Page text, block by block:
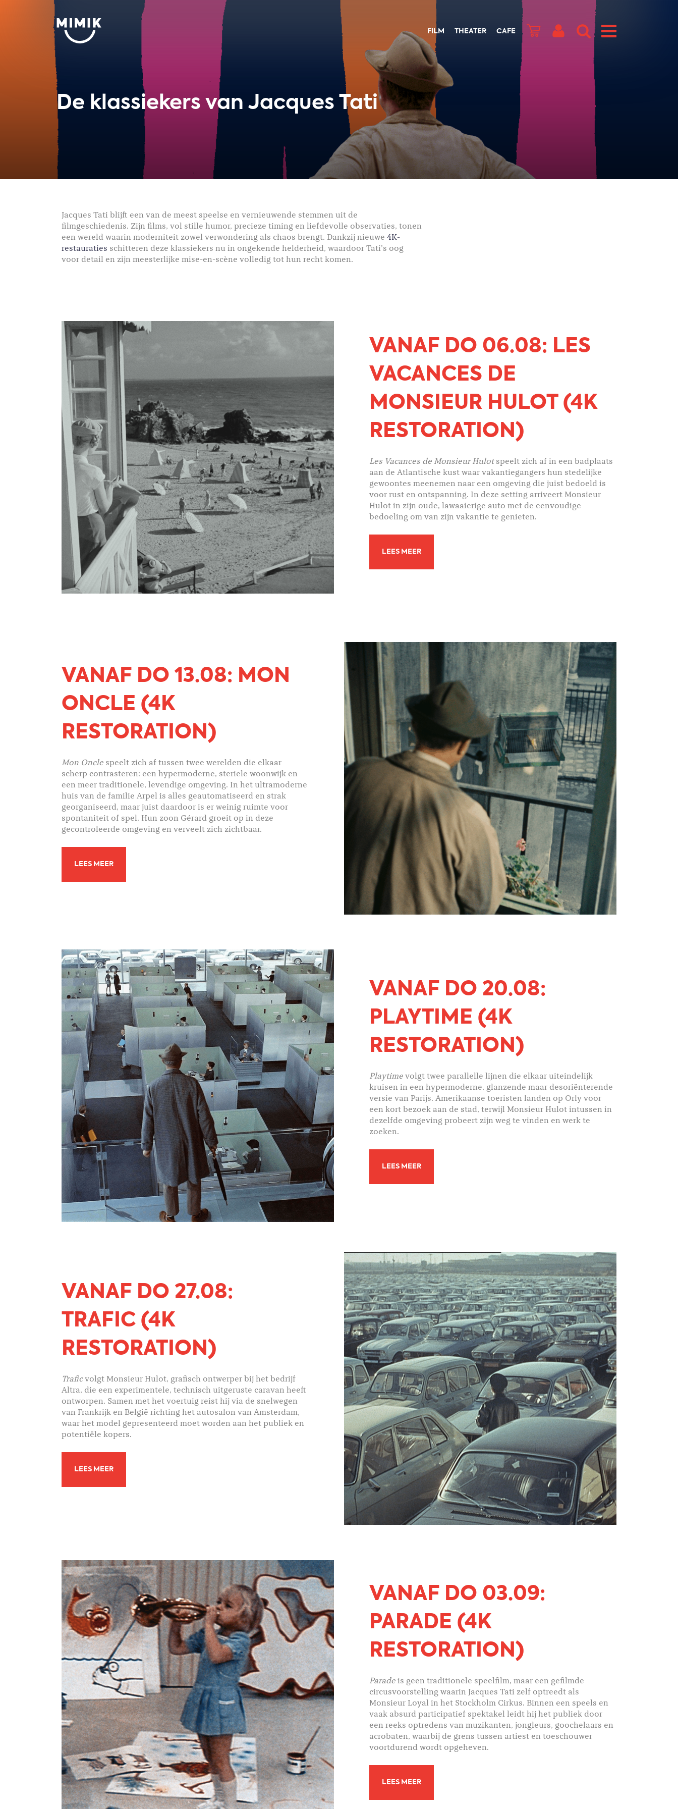
FILM THEATER CAFE
De klassiekers van Jacques Tati
Jacques Tati blijft een van de meest speelse en vernieuwende stemmen uit de
filmgeschiedenis. Zijn films, vol stille humor, precieze timing en liefdevolle observaties, tonen
een wereld waarin moderniteit zowel verwondering als chaos brengt. Dankzij nieuwe 4K-
restauraties schitteren deze klassiekers nu in ongekende helderheid, waardoor Tati’s oog
voor detail en zijn meesterlijke mise-en-scène volledig tot hun recht komen.
VANAF DO 06.08: LES
VACANCES DE
MONSIEUR HULOT (4K
RESTORATION)
Les Vacances de Monsieur Hulotspeelt zich af in een badplaats
aan de Atlantische kust waar vakantiegangers hun stedelijke
gewoontes meenemen naar een omgeving die juist bedoeld is
voor rust en ontspanning. In deze setting arriveert Monsieur
Hulot in zijn oude, lawaaierige auto met de eenvoudige
bedoeling om van zijn vakantie te genieten.
LEES MEER
VANAF DO 13.08: MON
ONCLE (4K
RESTORATION)
Mon Oncle speelt zich af tussen twee werelden die elkaar
scherp contrasteren: een hypermoderne, steriele woonwijk en
een meer traditionele, levendige omgeving. In het ultramoderne
huis van de familie Arpel is alles geautomatiseerd en strak
georganiseerd, maar juist daardoor is er weinig ruimte voor
spontaniteit of spel. Hun zoon Gérard groeit op in deze
gecontroleerde omgeving en verveelt zich zichtbaar.
LEES MEER
VANAF DO 20.08:
PLAYTIME (4K
RESTORATION)
Playtime volgt twee parallelle lijnen die elkaar uiteindelijk
kruisen in een hypermoderne, glanzende maar desoriënterende
versie van Parijs. Amerikaanse toeristen landen op Orly voor
een kort bezoek aan de stad, terwijl Monsieur Hulot intussen in
dezelfde omgeving probeert zijn weg te vinden en werk te
zoeken.
LEES MEER
VANAF DO 27.08:
TRAFIC (4K
RESTORATION)
Traficvolgt Monsieur Hulot, grafisch ontwerper bij het bedrijf
Altra, die een experimentele, technisch uitgeruste caravan heeft
ontworpen. Samen met het voertuig reist hij via de snelwegen
van Frankrijk en België richting het autosalon van Amsterdam,
waar het model gepresenteerd moet worden aan het publiek en
potentiële kopers.
LEES MEER
VANAF DO 03.09:
PARADE (4K
RESTORATION)
Parade is geen traditionele speelfilm, maar een gefilmde
circusvoorstelling waarin Jacques Tati zelf optreedt als
Monsieur Loyal in het Stockholm Cirkus. Binnen een speels en
vaak absurd participatief spektakel leidt hij het publiek door
een reeks optredens van muzikanten, jongleurs, goochelaars en
acrobaten, waarbij de grens tussen artiest en toeschouwer
voortdurend wordt opgeheven.
LEES MEER